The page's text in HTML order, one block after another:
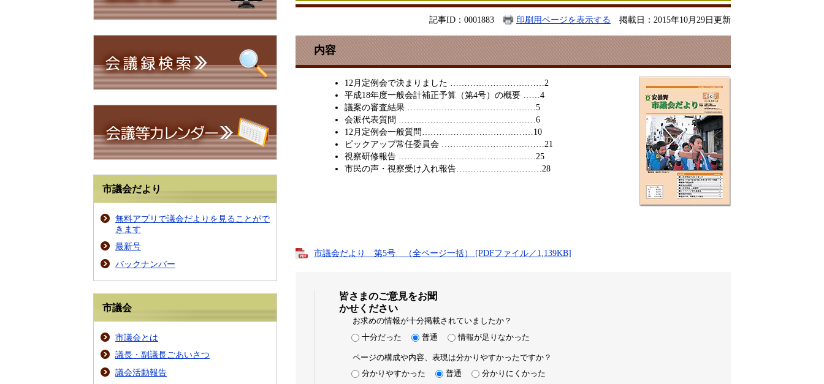
記事ID：0001883 印刷用ページを表示する 掲載日：2015年10月29日更新
内容
12月定例会で決まりました ……………………………2
平成18年度一般会計補正予算（第4号）の概要 ……4
議案の審査結果 ………………………………………5
会派代表質問 …………………………………………6
12月定例会一般質問…………………………………10
ピックアップ常任委員会 ………………………………21
視察研修報告 …………………………………………25
市民の声・視察受け入れ報告…………………………28
市議会だより 第5号 （全ページ一括） [PDFファイル／1,139KB]
皆さまのご意見をお聞
かせください
お求めの情報が十分掲載されていましたか？
十分だった
普通 情報が足りなかった
ページの構成や内容、表現は分かりやすかったですか？
分かりやすかった
普通 分かりにくかった
市議会だより
無料アプリで議会だよりを見ることがで
きます
最新号
バックナンバー
市議会
市議会とは
議長・副議長ごあいさつ
議会活動報告